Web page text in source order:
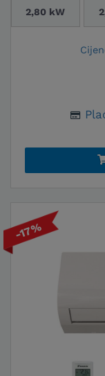
2,80 kW
-17%